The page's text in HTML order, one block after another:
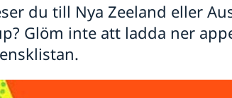
du till Nya Zeeland eller
Glöm inte att ladda ner